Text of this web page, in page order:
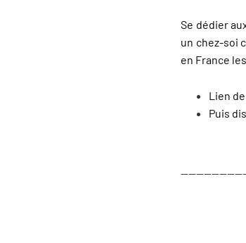
Se dédier
un chez-soi
en France
Lien
Puis